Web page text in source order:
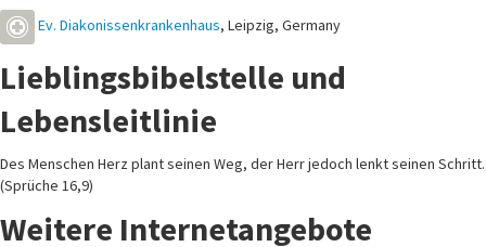
Ev. Diakonissenkrankenhaus, Leipzig, Germany
Lieblingsbibelstelle und
Lebensleitlinie
Des Menschen Herz plant seinen Weg, der Herr jedoch lenkt seinen Schritt.
(Sprüche 16,9)
Weitere Internetangebote